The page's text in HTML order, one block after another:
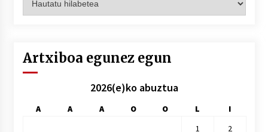
hilez
Artxiboa egunez egun
2026(e)ko abuztua
A A A O O L
I
1
2